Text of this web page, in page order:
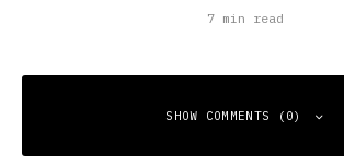
7 min read
SHOW COMMENTS (0)